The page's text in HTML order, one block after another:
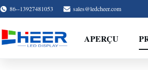
86--13927481053 sales@ledcheer.com
APERÇU